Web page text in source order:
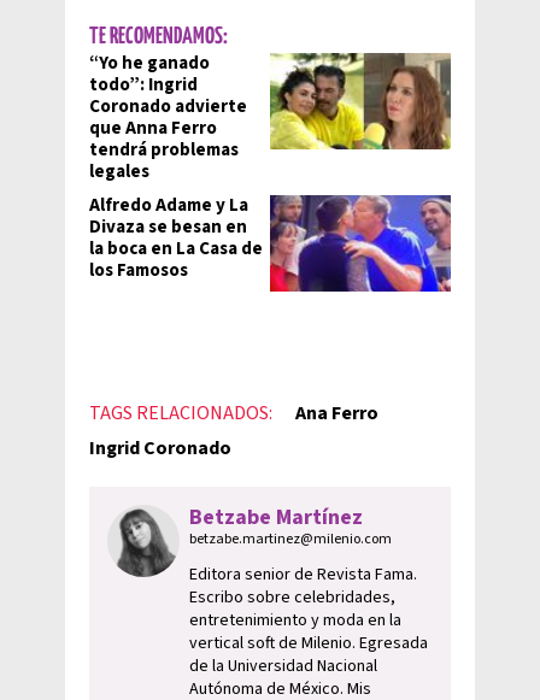
TE RECOMENDAMOS:
“Yo he ganado
todo”: Ingrid
Coronado advierte
que Anna Ferro
tendrá problemas
legales
Alfredo Adame y La
Divaza se besan en
la boca en La Casa de
los Famosos
TAGS RELACIONADOS:
Ana Ferro
Ingrid Coronado
Betzabe Martínez
betzabe.martinez@milenio.com
Editora senior de Revista Fama.
Escribo sobre celebridades,
entretenimiento y moda en la
vertical soft de Milenio. Egresada
de la Universidad Nacional
Autónoma de México. Mis